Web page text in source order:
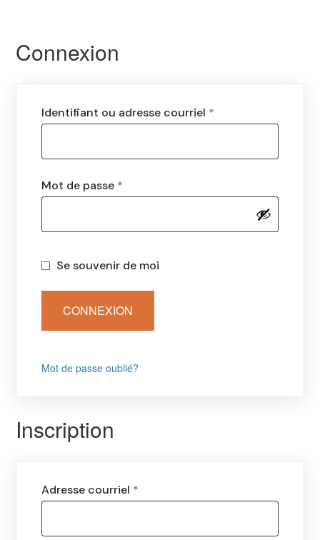
Connexion
Identifiant ou adresse courriel *
Mot de passe *
Se souvenir de moi
CONNEXION
Mot de passe oublié?
Inscription
Adresse courriel *